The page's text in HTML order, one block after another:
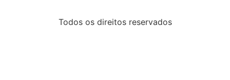
Todos os direitos reservados